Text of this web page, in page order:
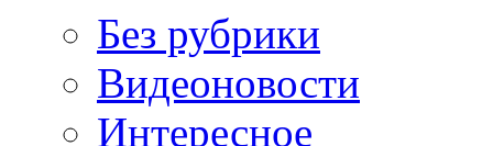
Без рубрики
Видеоновости
Интересное